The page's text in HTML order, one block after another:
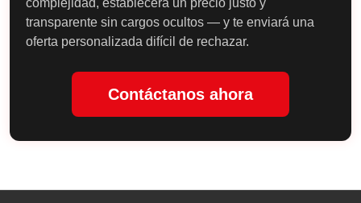
complejidad, establecerá un precio justo y
transparente sin cargos ocultos — y te enviará una
oferta personalizada difícil de rechazar.
Contáctanos ahora